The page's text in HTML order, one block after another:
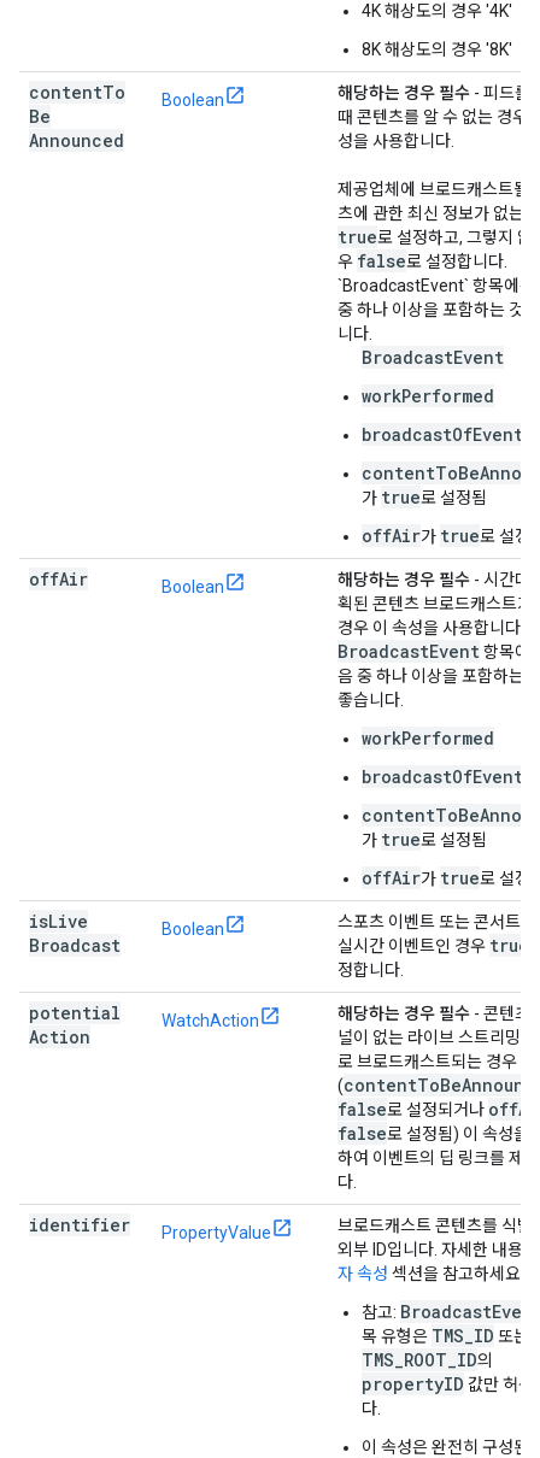
4K 해상도의 경우 '4K'
8K 해상도의 경우 '8K'
contentTo
Be
Announced
Boolean 해당하는 경우 필수 - 피드를
때 콘텐츠를 알 수 없는 경우
성을 사용합니다.
제공업체에 브로드캐스트될
츠에 관한 최신 정보가 없는
true로 설정하고, 그렇지 않
우 false로 설정합니다.
`BroadcastEvent` 항목에는
중 하나 이상을 포함하는 것
니다.
BroadcastEvent
workPerformed
broadcastOfEvent
가 true로 설정됨
offAir가 true로 설정
offAir Boolean 해당하는 경우 필수 - 시간대
획된 콘텐츠 브로드캐스트가
경우 이 속성을 사용합니다.
BroadcastEvent항목에
음 중 하나 이상을 포함하는
좋습니다.
workPerformed
broadcastOfEvent
가 true로 설정됨
offAir가 true로 설정
isLive
Broadcast
Boolean
스포츠 이벤트 또는 콘서트와
실시간 이벤트인 경우 true
정합니다.
potential
Action
WatchAction 해당하는 경우 필수 - 콘텐츠
널이 없는 라이브 스트리밍
로 브로드캐스트되는 경우
(contentToBe
false로 설정되거나 off
false로 설정됨) 이 속성을
하여 이벤트의 딥 링크를 제
다.
identifier PropertyValue
브로드캐스트 콘텐츠를 식별
외부 ID입니다. 자세한 내용
자 속성 섹션을 참고하세요.
참고:
목 유형은 TMS_ID 또는
TMS_ROOT_ID의
propertyID 값만 허용
다.
이 속성은 완전히 구성된